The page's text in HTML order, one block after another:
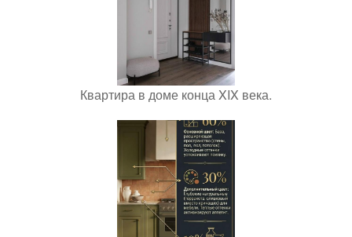
Квартира в доме конца XIX века.